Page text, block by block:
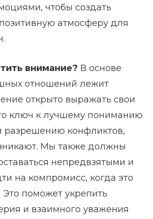
чтобы создать
атмосферу для
внимание? В основе
отношений лежит
открыто выражать свои
ключ к лучшему пониманию
разрешению конфликтов,
Мы также должны
непредвзятыми и
на компромисс, когда это
поможет укрепить
и взаимного уважения